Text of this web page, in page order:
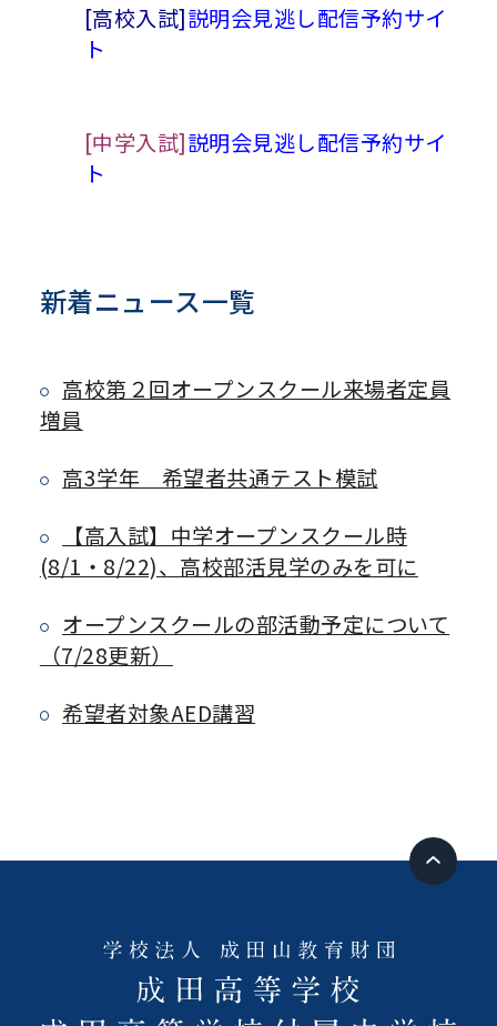
[高校入試]説明会見逃し配信予約サイ
ト
[中学入試]説明会見逃し配信予約サイ
ト
新着ニュース一覧
高校第２回オープンスクール来場者定員
増員
高3学年 希望者共通テスト模試
【高入試】中学オープンスクール時
(8/1・8/22)、高校部活見学のみを可に
オープンスクールの部活動予定について
（7/28更新）
希望者対象AED講習